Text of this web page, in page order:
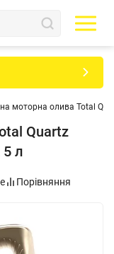
моторна олива Total
Quartz
5 л
Порівняння